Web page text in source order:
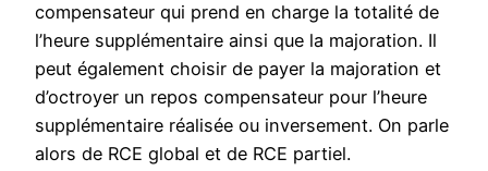
compensateur qui prend en charge la totalité de
l’heure supplémentaire ainsi que la majoration. Il
peut également choisir de payer la majoration et
d’octroyer un repos compensateur pour l’heure
supplémentaire réalisée ou inversement. On parle
alors de RCE global et de RCE partiel.